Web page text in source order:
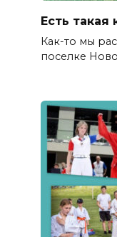
Есть такая
Как-то мы
поселке